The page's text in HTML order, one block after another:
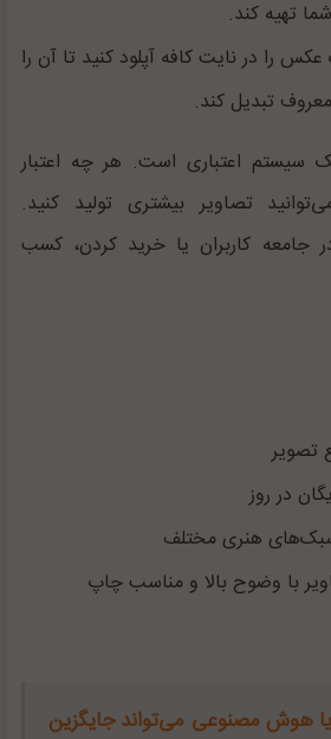
تهیه ‌کند.
را در نایت کافه آپلود کنید تا آن را
تبدیل کند.
سیستم اعتباری است. هر چه اعتبار
تصاویر بیشتری تولید کنید.
جامعه کاربران یا خرید کردن، کسب
تصویر
هنری مختلف
با وضوح بالا و مناسب چاپ
هوش مصنوعی می‌تواند جایگزین